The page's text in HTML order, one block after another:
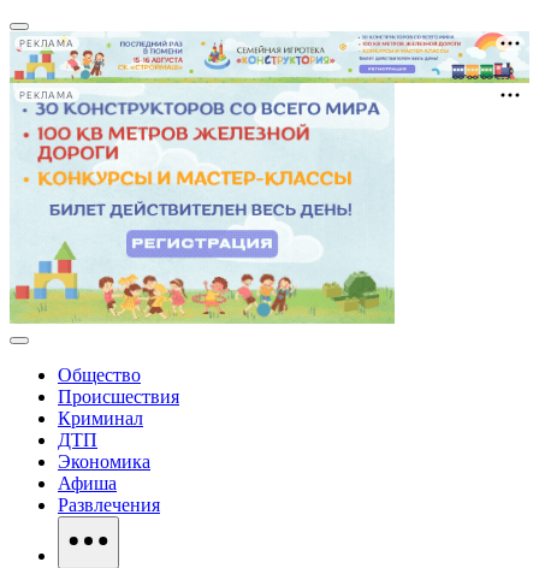
РЕКЛАМА
РЕКЛАМА
Общество
Происшествия
Криминал
ДТП
Экономика
Афиша
Развлечения